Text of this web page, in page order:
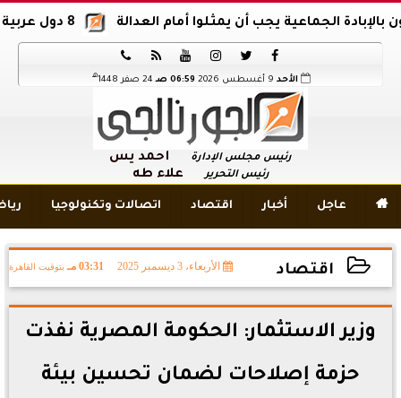
8 دول عربية وإسلامية تدين اقتحام المسجد الأقصى يجب أن يمثلوا أمام العدالة






الأحد 06:59 صـ 24 صفر 1448 هـ
رئيس مجلس الإدارة أحمد يس
رئيس التحرير علاء طه
 عاجل أخبار اقتصاد اتصالات وتكنولوجيا
اقتصاد الأربعاء، 3 ديسمبر 2025 03:31 مـ بتوقيت القاهرة
2025-12-03 15:31:24
وزير الاستثمار: الحكومة المصرية نفذت
حزمة إصلاحات لضمان تحسين بيئة